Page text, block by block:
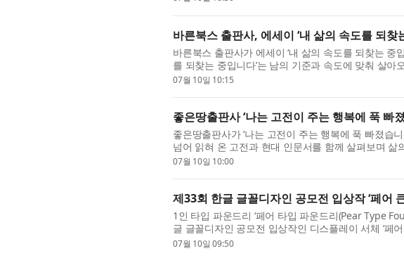
바른북스 출판사, 에세이 ‘내 삶의 속도를 되찾
바른북스 출판사가 에세이 ‘내 삶의 속도를 되찾는 중
를 되찾는 중입니다’는 남의 기준과 속도에 맞춰 살아
남들보다 늦은 것 같아 불안한 ...
07월 10일 10:15
좋은땅출판사 ‘나는 고전이 주는 행복에 푹 빠
좋은땅출판사가 ‘나는 고전이 주는 행복에 푹 빠졌습
넘어 읽혀 온 고전과 현대 인문서를 함께 살펴보며 삶
다. 세네카, 키케로, 마르쿠스 아우...
07월 10일 10:00
제33회 한글 글꼴디자인 공모전 입상작 ‘페어
1인 타입 파운드리 ‘페어 타입 파운드리(Pear Type
글 글꼴디자인 공모전 입상작인 디스플레이 서체 ‘페
다. ‘페어 큰부리새’는 열대의 새 토...
07월 10일 09:50